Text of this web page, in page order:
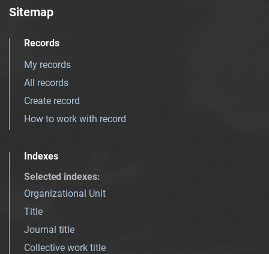
Sitemap
Records
My records
All records
Create record
How to work with record
Indexes
Selected indexes:
Organizational Unit
Title
Journal title
Collective work title